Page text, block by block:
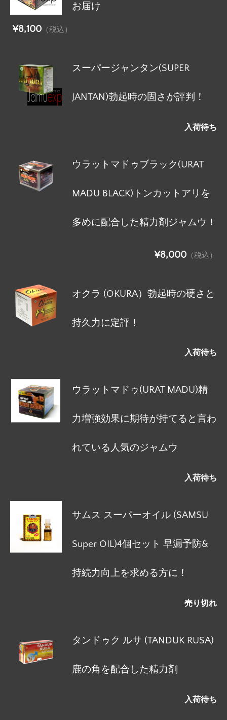
お届け
¥8,100 （税込）
スーパージャンタン(SUPER
JANTAN)勃起時の固さが評判！
入荷待ち
ウラットマドゥブラック(URAT
MADU BLACK)トンカットアリを
多めに配合した精力剤ジャムウ！
¥8,000 （税込）
オクラ (OKURA）勃起時の硬さと
持久力に定評！
入荷待ち
ウラットマドゥ(URAT MADU)精
力増強効果に期待が持てると言わ
れている人気のジャムウ
入荷待ち
サムス スーパーオイル (SAMSU
Super OIL)4個セット 早漏予防&
持続力向上を求める方に！
売り切れ
タンドゥク ルサ (TANDUK RUSA)
鹿の角を配合した精力剤
入荷待ち